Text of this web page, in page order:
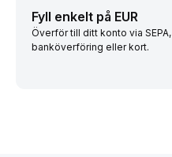
Fyll enkelt på EUR
Överför till ditt konto via SEPA,
banköverföring eller kort.